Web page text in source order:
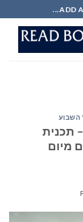
ADD
השבוע
תכנית
קסם 106אפאם מיום